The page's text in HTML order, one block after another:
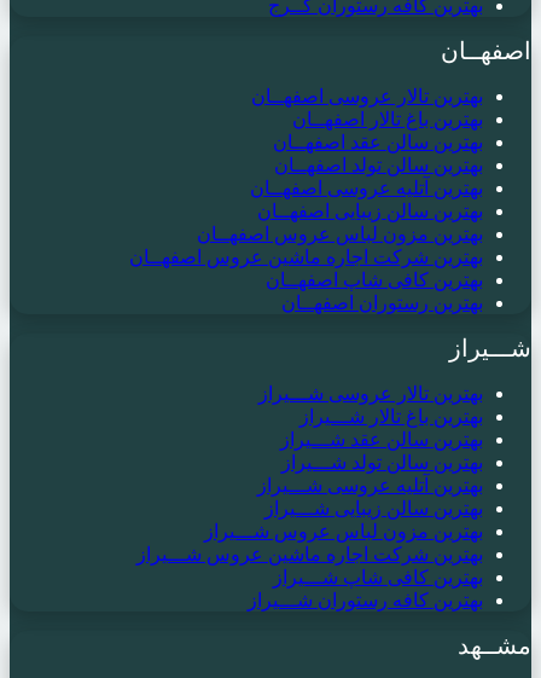
بهترین کافه رستوران کــرج
اصفهــان
بهترین تالار عروسی اصفهــان
بهترین باغ تالار اصفهــان
بهترین سالن عقد اصفهــان
بهترین سالن تولد اصفهــان
بهترین آتلیه عروسی اصفهــان
بهترین سالن زیبایی اصفهــان
بهترین مزون لباس عروس اصفهــان
بهترین شرکت اجاره ماشین عروس اصفهــان
بهترین کافی شاپ اصفهــان
بهترین رستوران اصفهــان
شـــیراز
بهترین تالار عروسی شـــیراز
بهترین باغ تالار شـــیراز
بهترین سالن عقد شـــیراز
بهترین سالن تولد شـــیراز
بهترین آتلیه عروسی شـــیراز
بهترین سالن زیبایی شـــیراز
بهترین مزون لباس عروس شـــیراز
بهترین شرکت اجاره ماشین عروس شـــیراز
بهترین کافی شاپ شـــیراز
بهترین کافه رستوران شـــیراز
مشــهد